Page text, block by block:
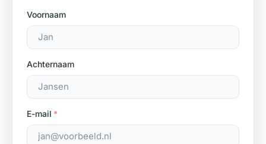
Voornaam
Achternaam
E-mail